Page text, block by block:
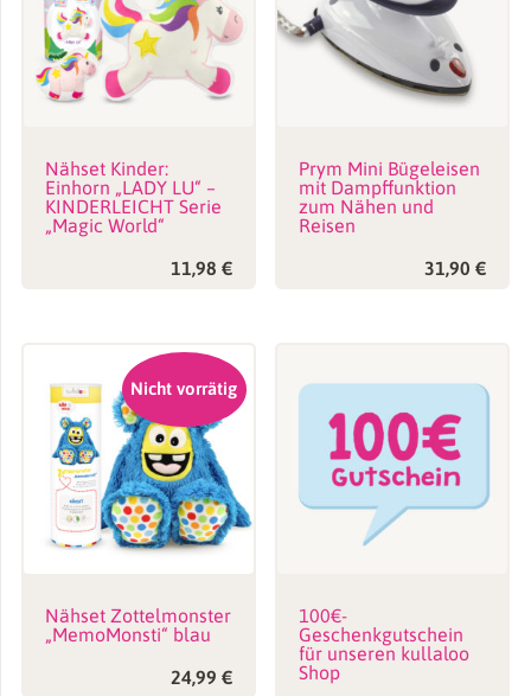
Nähset Kinder:
Einhorn „LADY LU“ –
KINDERLEICHT Serie
„Magic World“
11,98 €
Prym Mini Bügeleisen
mit Dampffunktion
zum Nähen und
Reisen
31,90€
Nicht vorrätig
Nähset Zottelmonster
„MemoMonsti“ blau
24,99 €
100€-
Geschenkgutschein
für unseren kullaloo
Shop